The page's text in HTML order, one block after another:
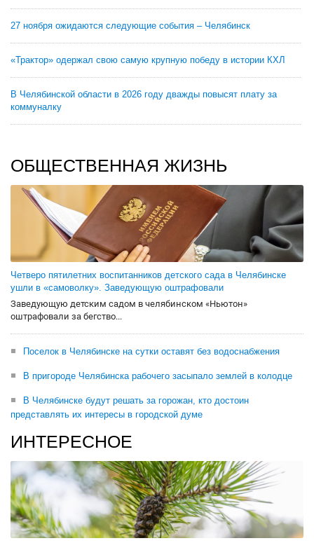
27 ноября ожидаются следующие события – Челябинск
«Трактор» одержал свою самую крупную победу в истории КХЛ
В Челябинской области в 2026 году дважды повысят плату за
коммуналку
ОБЩЕСТВЕННАЯ ЖИЗНЬ
Четверо пятилетних воспитанников детского сада в Челябинске
ушли в «самоволку». Заведующую оштрафовали
Заведующую детским садом в челябинском «Ньютон»
оштрафовали за бегство...
Поселок в Челябинске на сутки оставят без водоснабжения
В пригороде Челябинска рабочего засыпало землей в колодце
В Челябинске будут решать за горожан, кто достоин
представлять их интересы в городской думе
ИНТЕРЕСНОЕ